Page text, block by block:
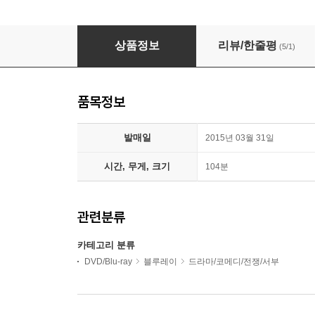
비긴 어게인 (스틸북 렌티큘러 한정판) : 블루레이
상품정보 리뷰/한줄평 (5/1)
품목정보
발매일 2015년 03월 31일
시간, 무게, 크기 104분
관련분류
카테고리 분류
DVD/Blu-ray 블루레이 드라마/코메디/전쟁/서부